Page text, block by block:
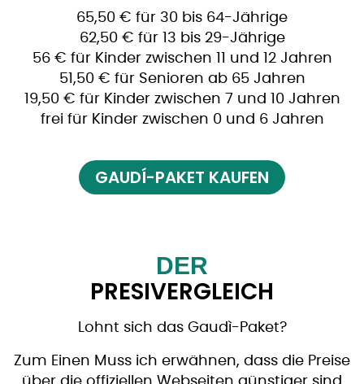
65,50 € für 30 bis 64-Jährige
62,50 € für 13 bis 29-Jährige
56 € für Kinder zwischen 11 und 12 Jahren
51,50 € für Senioren ab 65 Jahren
19,50 € für Kinder zwischen 7 und 10 Jahren
frei für Kinder zwischen 0 und 6 Jahren
GAUDÍ-PAKET KAUFEN
DER
PRESIVERGLEICH
Lohnt sich das Gaudì-Paket?
Zum Einen Muss ich erwähnen, dass die Preise